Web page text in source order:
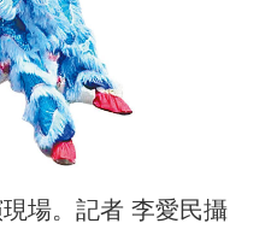
場。記者 李愛民攝